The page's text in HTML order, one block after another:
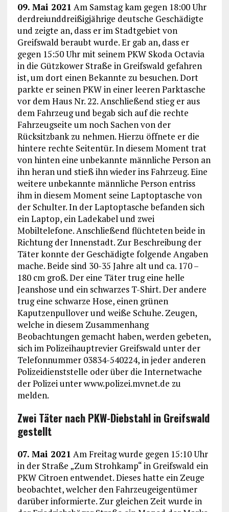
09. Mai 2021 Am Samstag kam gegen 18:00 Uhr
derdreiunddreißigjährige deutsche Geschädigte
und zeigte an, dass er im Stadtgebiet von
Greifswald beraubt wurde. Er gab an, dass er
gegen 15:50 Uhr mit seinem PKW Skoda Octavia
in die Gützkower Straße in Greifswald gefahren
ist, um dort einen Bekannte zu besuchen. Dort
parkte er seinen PKW in einer leeren Parktasche
vor dem Haus Nr. 22. Anschließend stieg er aus
dem Fahrzeug und begab sich auf die rechte
Fahrzeugseite um noch Sachen von der
Rücksitzbank zu nehmen. Hierzu öffnete er die
hintere rechte Seitentür. In diesem Moment trat
von hinten eine unbekannte männliche Person an
ihn heran und stieß ihn wieder ins Fahrzeug. Eine
weitere unbekannte männliche Person entriss
ihm in diesem Moment seine Laptoptasche von
der Schulter. In der Laptoptasche befanden sich
ein Laptop, ein Ladekabel und zwei
Mobiltelefone. Anschließend flüchteten beide in
Richtung der Innenstadt. Zur Beschreibung der
Täter konnte der Geschädigte folgende Angaben
mache. Beide sind 30-35 Jahre alt und ca. 170 –
180 cm groß. Der eine Täter trug eine helle
Jeanshose und ein schwarzes T-Shirt. Der andere
trug eine schwarze Hose, einen grünen
Kaputzenpullover und weiße Schuhe. Zeugen,
welche in diesem Zusammenhang
Beobachtungen gemacht haben, werden gebeten,
sich im Polizeihauptrevier Greifswald unter der
Telefonnummer 03834-540224, in jeder anderen
Polizeidienststelle oder über die Internetwache
der Polizei unter www.polizei.mvnet.de zu
melden.
Zwei Täter nach PKW-Diebstahl in Greifswald
gestellt
07. Mai 2021 Am Freitag wurde gegen 15:10 Uhr
in der Straße „Zum Strohkamp“ in Greifswald ein
PKW Citroen entwendet. Dieses hatte ein Zeuge
beobachtet, welcher den Fahrzeugeigentümer
darüber informierte. Zur gleichen Zeit wurde in